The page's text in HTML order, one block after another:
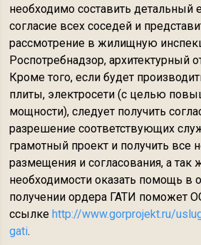
необходимо составить детальный
согласие всех соседей и
рассмотрение в жилищную
Роспотребнадзор, архитектурный
Кроме того, если будет
плиты, электросети (с целью
мощности), следует получить
разрешение соответствующих
грамотный проект и получить все
размещения и согласования, а так
необходимости оказать помощь в
получении ордера ГАТИ поможет
ссылкеhttp://www.gorprojekt.ru/
gati.